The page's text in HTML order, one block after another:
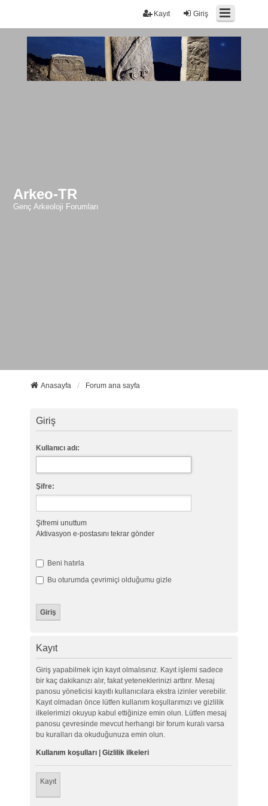
Giriş
Kayıt
Arkeo-TR
Genç Arkeoloji Forumları
Anasayfa Forum ana sayfa
Giriş
Kullanıcı adı:
Şifre:
Şifremi unuttum
Aktivasyon e-postasını tekrar gönder
Beni hatırla
Bu oturumda çevrimiçi olduğumu gizle
Kayıt
Giriş yapabilmek için kayıt olmalısınız. Kayıt işlemi sadece
bir kaç dakikanızı alır, fakat yeteneklerinizi arttırır. Mesaj
panosu yöneticisi kayıtlı kullanıcılara ekstra izinler verebilir.
Kayıt olmadan önce lütfen kullanım koşullarımızı ve gizlilik
ilkelerimizi okuyup kabul ettiğinize emin olun. Lütfen mesaj
panosu çevresinde mevcut herhangi bir forum kuralı varsa
bu kuralları da okuduğunuza emin olun.
Kullanım koşulları| Gizlilik ilkeleri
Kayıt